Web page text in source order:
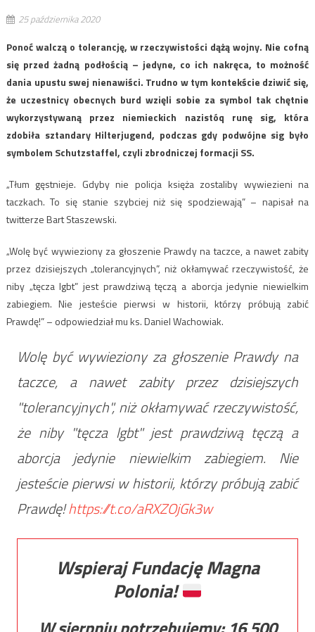
25 października 2020
Ponoć walczą o tolerancję, w rzeczywistości dążą wojny. Nie cofną
się przed żadną podłością – jedyne, co ich nakręca, to możność
dania upustu swej nienawiści. Trudno w tym kontekście dziwić się,
że uczestnicy obecnych burd wzięli sobie za symbol tak chętnie
wykorzystywaną przez niemieckich nazistóq runę sig, która
zdobiła sztandary Hilterjugend, podczas gdy podwójne sig było
symbolem Schutzstaffel, czyli zbrodniczej formacji SS.
„Tłum gęstnieje. Gdyby nie policja księża zostaliby wywiezieni na
taczkach. To się stanie szybciej niż się spodziewają” – napisał na
twitterze Bart Staszewski.
„Wolę być wywieziony za głoszenie Prawdy na taczce, a nawet zabity
przez dzisiejszych „tolerancyjnych”, niż okłamywać rzeczywistość, że
niby „tęcza lgbt” jest prawdziwą tęczą a aborcja jedynie niewielkim
zabiegiem. Nie jesteście pierwsi w historii, którzy próbują zabić
Prawdę!” – odpowiedział mu ks. Daniel Wachowiak.
Wolę być wywieziony za głoszenie Prawdy na
taczce, a nawet zabity przez dzisiejszych
"tolerancyjnych", niż okłamywać rzeczywistość,
że niby "tęcza lgbt" jest prawdziwą tęczą a
aborcja jedynie niewielkim zabiegiem. Nie
jesteście pierwsi w historii, którzy próbują zabić
Prawdę!https://t.co/aRXZOjGk3w
Wspieraj Fundację Magna
Polonia!